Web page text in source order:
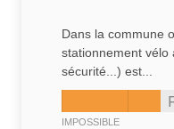
Dans la commune
stationnement vélo
sécurité...) est...
IMPOSSIBLE